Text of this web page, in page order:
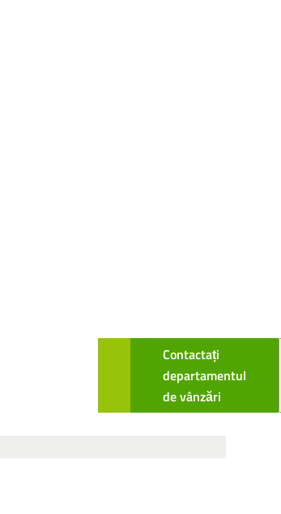
Contactați
departamentul
de vânzări